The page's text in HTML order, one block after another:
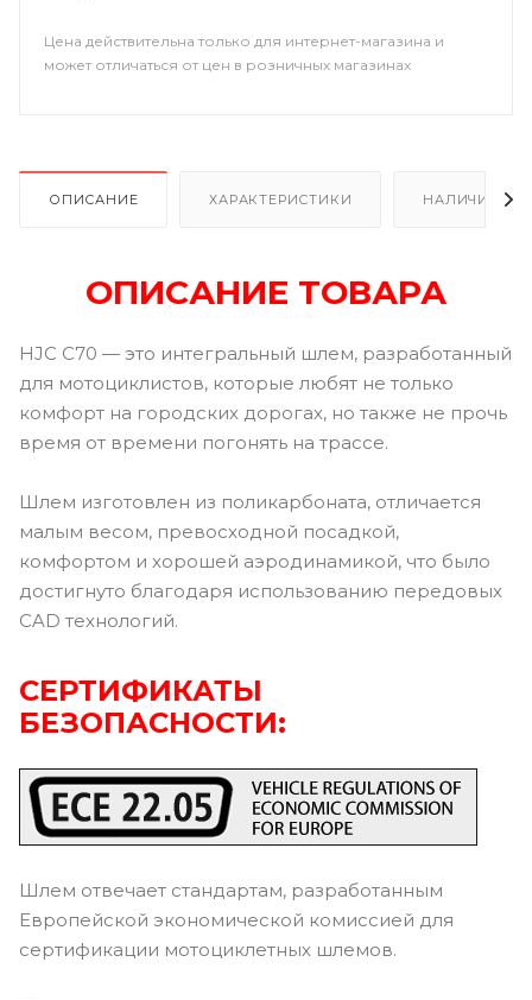
Цена действительна только для интернет-магазина и
может отличаться от цен в розничных магазинах
ОПИСАНИЕ ХАРАКТЕРИСТИКИ НАЛИЧИЕ В
ОПИСАНИЕ ТОВАРА
HJC C70 — это интегральный шлем, разработанный
для мотоциклистов, которые любят не только
комфорт на городских дорогах, но также не прочь
время от времени погонять на трассе.
Шлем изготовлен из поликарбоната, отличается
малым весом, превосходной посадкой,
комфортом и хорошей аэродинамикой, что было
достигнуто благодаря использованию передовых
CAD технологий.
СЕРТИФИКАТЫ
БЕЗОПАСНОСТИ:
Шлем отвечает стандартам, разработанным
Европейской экономической комиссией для
сертификации мотоциклетных шлемов.